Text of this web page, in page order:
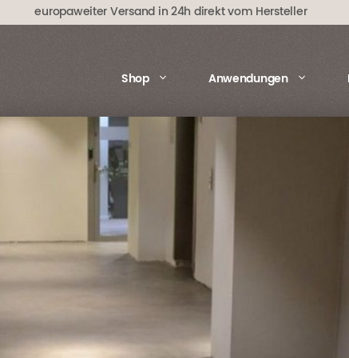
europaweiter Versand in 24h direkt vom Hersteller
Shop Anwendungen